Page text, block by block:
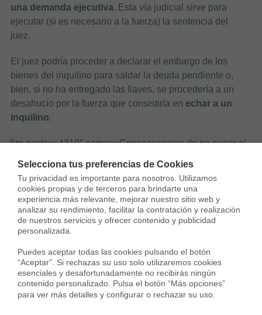
una demanda ejecutiva. Esta vía judicial sirve para
ejecutar (si es necesario a la fuerza) la sentencia del
juez.
El juez podría proceder a declarar el embargo de los
bienes del inquilino para saldar la deuda pendiente o,
bien, si no ha entregado las llaves, se procedería a un
desahucio por la fuerza que consistiría en echar a un
inquilino.
[irp posts=»4319″ name=»Consecuencias de no pagar el
Alquila sin riesgos
Si quieres poner tu piso en alquiler, pero temes
optar por unalquiler con seguro de impago. Una
póliza te pagaría hasta 12 meses de
alquiler seguro
caso de impago y te cubriría todos los gastos de la
defensa jurídica. Además, para asegurar que hay los
Selecciona tus preferencias de Cookies
Tu privacidad es importante para nosotros. Utilizamos
cookies propias y de terceros para brindarte una
experiencia más relevante, mejorar nuestro sitio web y
analizar su rendimiento, facilitar la contratación y realización
de nuestros servicios y ofrecer contenido y publicidad
personalizada.
Puedes aceptar todas las cookies pulsando el botón
“Aceptar”. Si rechazas su uso solo utilizaremos cookies
esenciales y desafortunadamente no recibirás ningún
contenido personalizado. Pulsa el botón “Más opciones”
para ver más detalles y configurar o rechazar su uso.